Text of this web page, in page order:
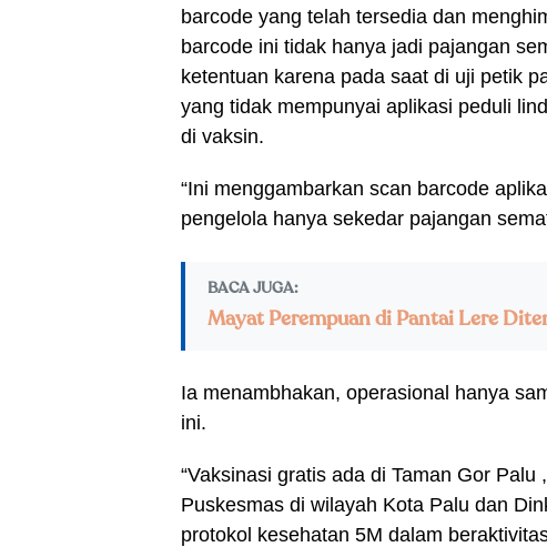
barcode yang telah tersedia dan
barcode ini tidak hanya jadi pajangan
ketentuan karena pada saat di uji petik
yang tidak mempunyai aplikasi peduli
di vaksin.
“Ini menggambarkan scan barcode
pengelola hanya sekedar pajangan
BACA JUGA:
Mayat Perempuan di Pantai Lere
Ia menambhakan, operasional hanya
ini.
“Vaksinasi gratis ada di Taman Gor
Puskesmas di wilayah Kota Palu dan
protokol kesehatan 5M dalam